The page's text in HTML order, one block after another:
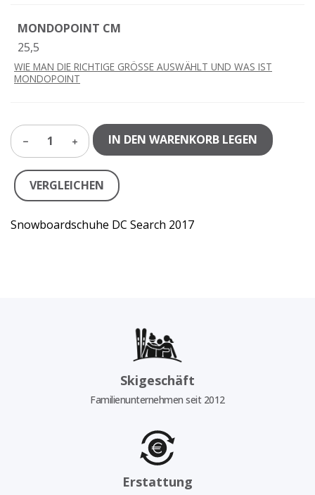
MONDOPOINT CM
25,5
WIE MAN DIE RICHTIGE GRÖSSE AUSWÄHLT UND WAS IST
MONDOPOINT
1 IN DEN WARENKORB LEGEN
VERGLEICHEN
Snowboardschuhe DC Search 2017
Skigeschäft
Familienunternehmen seit 2012
Erstattung